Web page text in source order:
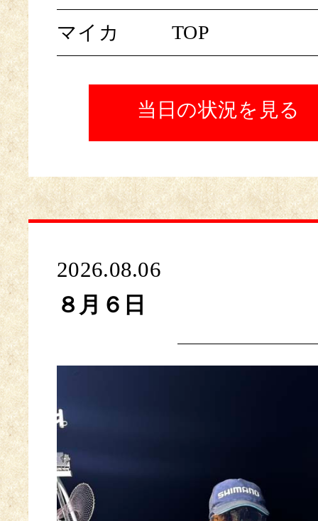
マイカ TOP
当日の状況を見る
2026.08.06
８月６日